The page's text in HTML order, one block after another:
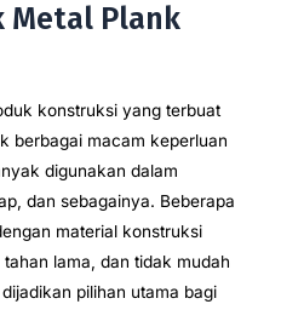
Plank
konstruksi yang terbuat
berbagai macam keperluan
digunakan dalam
dan sebagainya. Beberapa
material konstruksi
lama, dan tidak mudah
pilihan utama bagi